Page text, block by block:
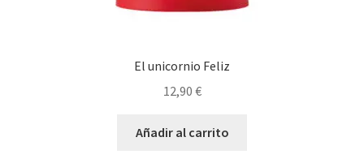
El unicornio Feliz
12,90 €
Añadir al carrito